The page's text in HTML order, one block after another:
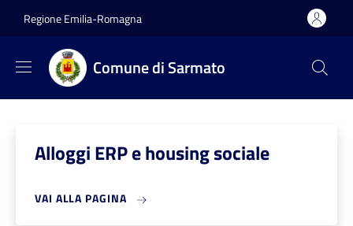
Regione Emilia-Romagna
Comune di Sarmato
Alloggi ERP e housing sociale
VAI ALLA PAGINA